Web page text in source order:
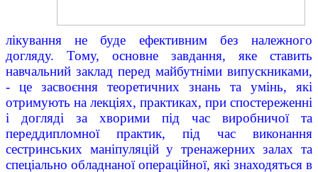
лікування не буде ефективним без належного
догляду. Тому, основне завдання, яке ставить
навчальний заклад перед майбутніми випускниками,
- це засвоєння теоретичних знань та умінь, які
отримують на лекціях, практиках, при спостереженні
і догляді за хворими під час виробничої та
переддипломної практик, під час виконання
сестринських маніпуляцій у тренажерних залах та
спеціально обладнаної операційної, які знаходяться в